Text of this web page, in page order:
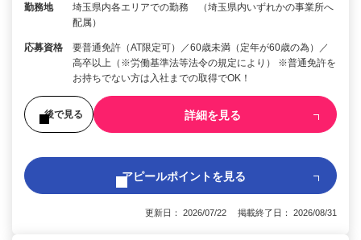
勤務地
埼玉県内各エリアでの勤務 （埼玉県内いずれかの事業所へ
配属）
応募資格
要普通免許（AT限定可）／60歳未満（定年が60歳の為）／
高卒以上（※労働基準法等法令の規定により） ※普通免許を
お持ちでない方は入社までの取得でOK！
後で見る 詳細を見る
アピールポイントを見る
更新日： 2026/07/22 掲載終了日： 2026/08/31